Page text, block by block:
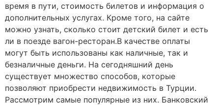
время в пути, стоимость билетов и информация о
дополнительных услугах. Кроме того, на сайте
можно узнать, сколько стоит детский билет и есть
ли в поезде вагон-ресторан.В качестве оплаты
могут быть использованы как наличные, так и
безналичные деньги. На сегодняшний день
существует множество способов, которые
позволяют приобрести недвижимость в Турции.
Рассмотрим самые популярные из них. Банковский